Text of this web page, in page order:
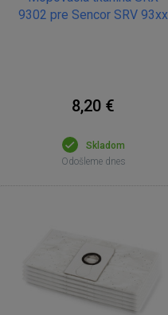
9302 pre Sencor SRV 93xx
8,20 €
Skladom
Odošleme dnes